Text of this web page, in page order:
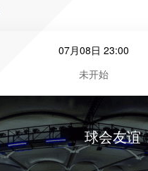
07月08日 23:00
未开始
球会友谊